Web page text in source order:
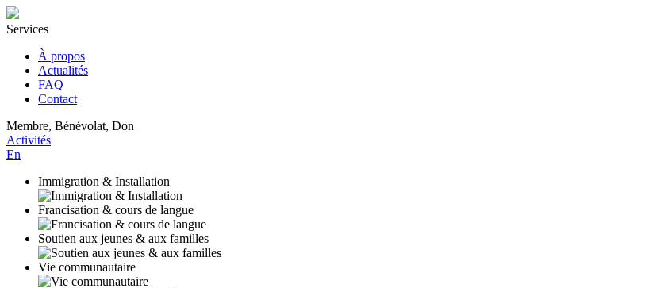
Services
À propos
Actualités
FAQ
Contact
Membre, Bénévolat, Don
Activités
En
Immigration & Installation
Francisation & cours de langue
Soutien aux jeunes & aux familles
Vie communautaire